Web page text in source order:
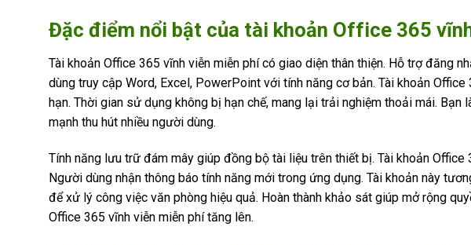
Đặc điểm nổi bật của tài khoản Office 365
Tài khoản Office 365 vĩnh viễn miễn phí có giao diện thân thiện. Hỗ trợ đăng
dùng truy cập Word, Excel, PowerPoint với tính năng cơ bản. Tài khoản
hạn. Thời gian sử dụng không bị hạn chế, mang lại trải nghiệm thoải mái.
mạnh thu hút nhiều người dùng.
Tính năng lưu trữ đám mây giúp đồng bộ tài liệu trên thiết bị. Tài khoản
Người dùng nhận thông báo tính năng mới trong ứng dụng. Tài khoản này
để xử lý công việc văn phòng hiệu quả. Hoàn thành khảo sát giúp mở rộng
Office 365 vĩnh viễn miễn phí tăng lên.